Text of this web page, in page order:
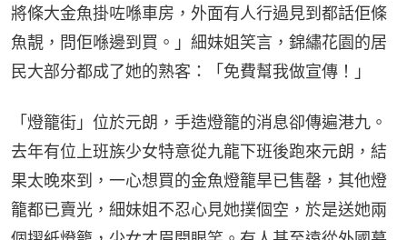
將條大金魚掛咗喺車房，外面有人行過見到都話佢條
魚靚，問佢喺邊到買。」細妹姐笑言，錦繡花園的居
民大部分都成了她的熟客：「免費幫我做宣傳！」
「燈籠街」位於元朗，手造燈籠的消息卻傳遍港九。
去年有位上班族少女特意從九龍下班後跑來元朗，結
果太晚來到，一心想買的金魚燈籠旱已售罄，其他燈
籠都已賣光，細妹姐不忍心見她撲個空，於是送她兩